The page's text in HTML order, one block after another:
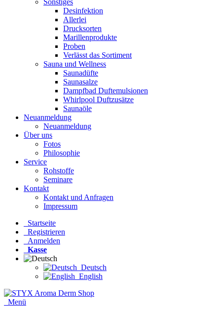
Sonstiges
Desinfektion
Allerlei
Drucksorten
Marillenprodukte
Proben
Verlässt das Sortiment
Sauna und Wellness
Saunadüfte
Saunasalze
Dampfbad Duftemulsionen
Whirlpool Duftzusätze
Saunaöle
Neuanmeldung
Neuanmeldung
Über uns
Fotos
Philosophie
Service
Rohstoffe
Seminare
Kontakt
Kontakt und Anfragen
Impressum
Startseite
Registrieren
Anmelden
Kasse
Deutsch
English
Menü